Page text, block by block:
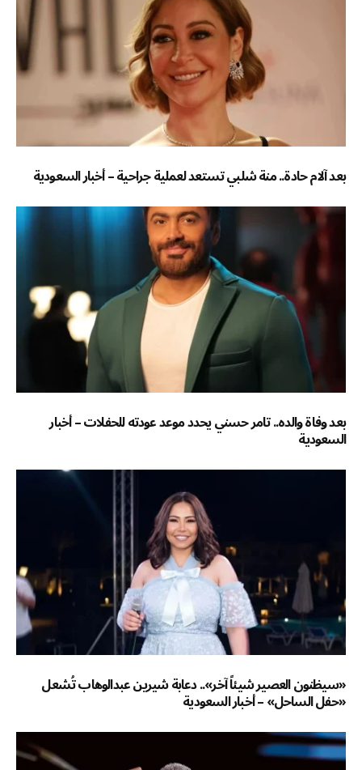
بعد آلام حادة.. منة شلبي تستعد لعملية جراحية – أخبار السعودية
بعد وفاة والده.. تامر حسني يحدد موعد عودته للحفلات – أخبار
السعودية
«سيظنون العصير شيئاً آخر».. دعابة شيرين عبدالوهاب تُشعل
«حفل الساحل» – أخبار السعودية